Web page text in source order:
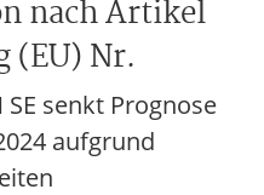
nach Artikel
(EU) Nr.
SE senkt Prognose
aufgrund